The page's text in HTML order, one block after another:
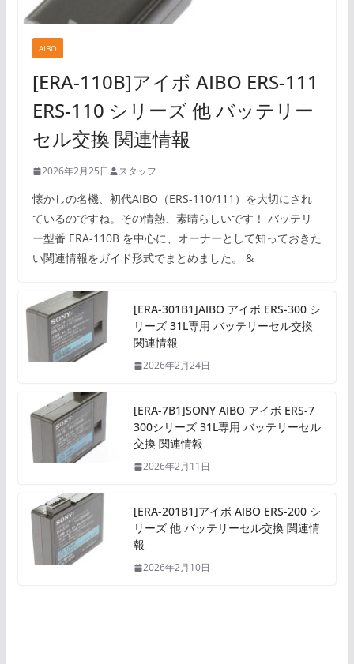
AIBO
[ERA-110B]アイボ AIBO ERS-111
ERS-110 シリーズ 他 バッテリー
セル交換 関連情報
2026年2月25日 スタッフ
懐かしの名機、初代AIBO（ERS-110/111）を大切にされ
ているのですね。その情熱、素晴らしいです！ バッテリ
ー型番 ERA-110B を中心に、オーナーとして知っておきた
い関連情報をガイド形式でまとめました。 &
[ERA-301B1]AIBO アイボ ERS-300 シ
リーズ 31L専用 バッテリーセル交換
関連情報
2026年2月24日
[ERA-7B1]SONY AIBO アイボ ERS-7
300シリーズ 31L専用 バッテリーセル
交換 関連情報
2026年2月11日
[ERA-201B1]アイボ AIBO ERS-200 シ
リーズ 他 バッテリーセル交換 関連情
報
2026年2月10日